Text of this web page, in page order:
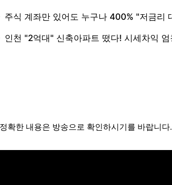
확한 내용은 방송으로 확인하시기를 바랍니다.